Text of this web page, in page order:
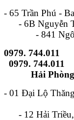
- 65 Trần
- 6B Nguyễn
- 841 Ngô
0979. 744.011
0979. 744.011
Hải
- 01 Đại Lộ
- 12 Hải Triều,